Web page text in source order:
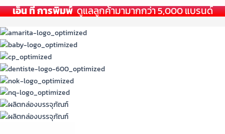
เอ็น ที การพิมพ์ดูแลลูกค้ามามากกว่า 5,000 แบรนด์